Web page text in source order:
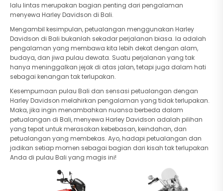
lalu lintas merupakan bagian penting dari pengalaman
menyewa Harley Davidson di Bali.
Mengambil kesimpulan, petualangan menggunakan Harley
Davidson di Bali bukanlah sekadar perjalanan biasa. Ia adalah
pengalaman yang membawa kita lebih dekat dengan alam,
budaya, dan jiwa pulau dewata. Suatu perjalanan yang tak
hanya meninggalkan jejak di atas jalan, tetapi juga dalam hati
sebagai kenangan tak terlupakan.
Kesempurnaan pulau Bali dan sensasi petualangan dengan
Harley Davidson melahirkan pengalaman yang tidak terlupakan.
Maka, jika ingin menambahkan nuansa berbeda dalam
petualangan di Bali, menyewa Harley Davidson adalah pilihan
yang tepat untuk merasakan kebebasan, keindahan, dan
petualangan yang membekas. Ayo, hadapi petualangan dan
jadikan setiap momen sebagai bagian dari kisah tak terlupakan
Anda di pulau Bali yang magis ini!